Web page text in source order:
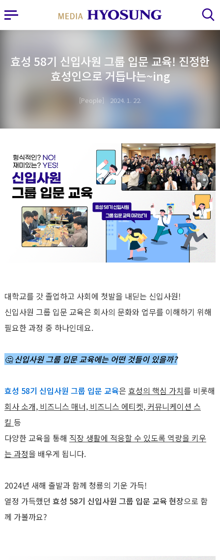
MY FRIEND HYOSUNG
사이드바 열기 검색 레이어 열기
효성 58기 신입사원 그룹 입문 교육! 진정한
효성인으로 거듭나는~ing
People 2024. 1. 22.
대학교를 갓 졸업하고 사회에 첫발을 내딛는 신입사원!
신입사원 그룹 입문 교육은 회사의 문화와 업무를 이해하기 위해
필요한 과정 중 하나인데요.
🤔 신입사원 그룹 입문 교육에는 어떤 것들이 있을까?
효성 58기 신입사원 그룹 입문 교육은 효성의 핵심 가치를 비롯해
회사 소개, 비즈니스 매너, 비즈니스 에티켓, 커뮤니케이션 스
킬 등
다양한 교육을 통해 직장 생활에 적응할 수 있도록 역량을 키우
는 과정을 배우게 됩니다.
2024년 새해 출발과 함께 청룡의 기운 가득!
열정 가득했던 효성 58기 신입사원 그룹 입문 교육 현장으로 함
께 가볼까요?